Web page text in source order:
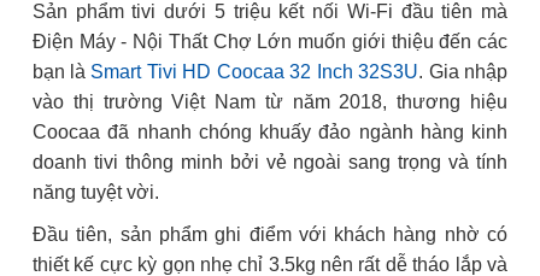
Sản phẩm tivi dưới 5 triệu kết nối Wi-Fi đầu tiên mà
Điện Máy - Nội Thất Chợ Lớn muốn giới thiệu đến các
bạn là Smart Tivi HD Coocaa 32 Inch 32S3U. Gia nhập
vào thị trường Việt Nam từ năm 2018, thương hiệu
Coocaa đã nhanh chóng khuấy đảo ngành hàng kinh
doanh tivi thông minh bởi vẻ ngoài sang trọng và tính
năng tuyệt vời.
Đầu tiên, sản phẩm ghi điểm với khách hàng nhờ có
thiết kế cực kỳ gọn nhẹ chỉ 3.5kg nên rất dễ tháo lắp và